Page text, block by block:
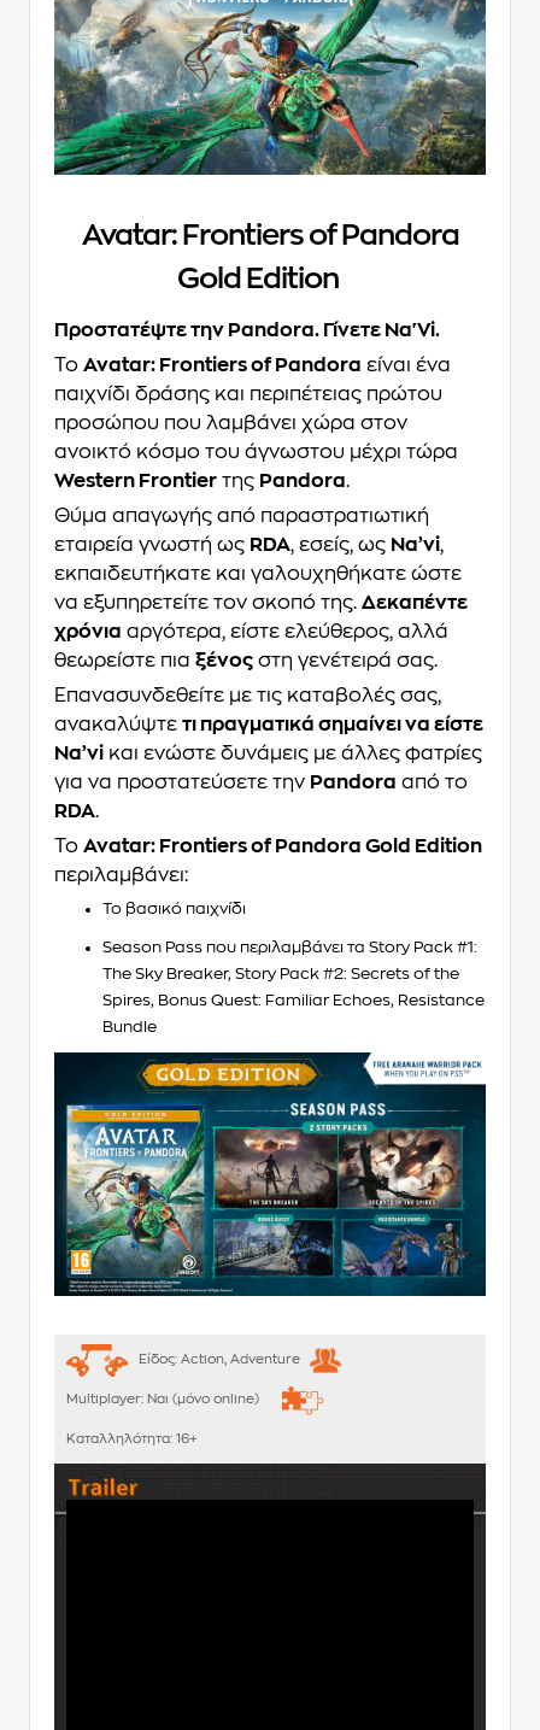
Avatar: Frontiers of Pandora
Gold Edition
Προστατέψτε την Pandora. Γίνετε Na'Vi.
Το Avatar: Frontiers of Pandora είναι ένα
παιχνίδι δράσης και περιπέτειας πρώτου
προσώπου που λαμβάνει χώρα στον
ανοικτό κόσμο του άγνωστου μέχρι τώρα
Western Frontier της Pandora.
Θύμα απαγωγής από παραστρατιωτική
εταιρεία γνωστή ως RDA, εσείς, ως Na’vi,
εκπαιδευτήκατε και γαλουχηθήκατε ώστε
να εξυπηρετείτε τον σκοπό της. Δεκαπέντε
χρόνια αργότερα, είστε ελεύθερος, αλλά
θεωρείστε πια ξένος στη γενέτειρά σας.
Επανασυνδεθείτε με τις καταβολές σας,
ανακαλύψτε τι πραγματικά σημαίνει να είστε
Na’vi και ενώστε δυνάμεις με άλλες φατρίες
για να προστατεύσετε την Pandora από το
RDA.
Το Avatar: Frontiers of Pandora Gold Edition
περιλαμβάνει:
Το βασικό παιχνίδι
Season Pass που περιλαμβάνει τα Story Pack #1:
The Sky Breaker, Story Pack #2: Secrets of the
Spires, Bonus Quest: Familiar Echoes, Resistance
Bundle
Είδος: Action, Adventure
Multiplayer: Ναι (μόνο online)
Καταλληλότητα: 16+